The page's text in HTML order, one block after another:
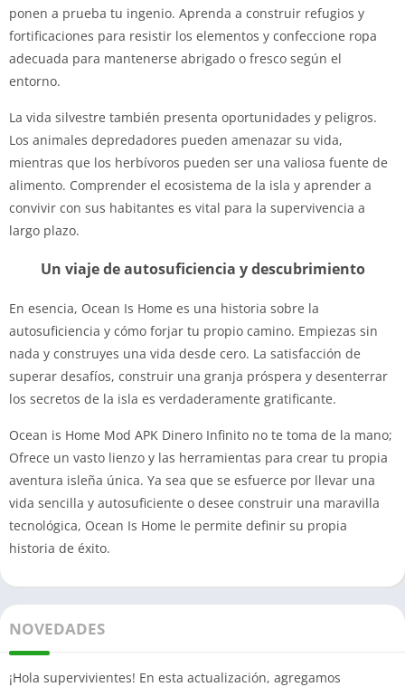
ponen a prueba tu ingenio. Aprenda a construir refugios y
fortificaciones para resistir los elementos y confeccione ropa
adecuada para mantenerse abrigado o fresco según el
entorno.
La vida silvestre también presenta oportunidades y peligros.
Los animales depredadores pueden amenazar su vida,
mientras que los herbívoros pueden ser una valiosa fuente de
alimento. Comprender el ecosistema de la isla y aprender a
convivir con sus habitantes es vital para la supervivencia a
largo plazo.
Un viaje de autosuficiencia y descubrimiento
En esencia, Ocean Is Home es una historia sobre la
autosuficiencia y cómo forjar tu propio camino. Empiezas sin
nada y construyes una vida desde cero. La satisfacción de
superar desafíos, construir una granja próspera y desenterrar
los secretos de la isla es verdaderamente gratificante.
Ocean is Home Mod APK Dinero Infinito no te toma de la mano;
Ofrece un vasto lienzo y las herramientas para crear tu propia
aventura isleña única. Ya sea que se esfuerce por llevar una
vida sencilla y autosuficiente o desee construir una maravilla
tecnológica, Ocean Is Home le permite definir su propia
historia de éxito.
NOVEDADES
¡Hola supervivientes! En esta actualización, agregamos